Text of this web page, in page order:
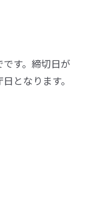
す。締切日が
となります。